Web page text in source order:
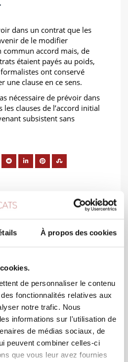
À propos des cookies
de personnaliser le contenu
fonctionnalités relatives aux
notre trafic. Nous
informations sur l'utilisation de
de médias sociaux, de
peuvent combiner celles-ci
que vous leur avez fournies
dans un contrat que les
de le modifier
commun accord mais, de
étaient payés au poids,
ont conservé
une clause en ce sens.
nécessaire de prévoir dans
les clauses de l’accord initial
subsistent sans
into post a comment.
Obligation d’information de l’avaliste
Avis à tiers détenteur, ATD